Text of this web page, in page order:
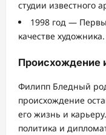
студии известного
1998 год —
качестве художника.
Происхождение
Филипп Бледный
происхождение
его жизнь и
политика и